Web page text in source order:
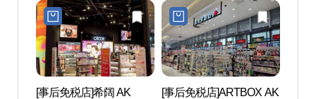
[事后免税店]希阔 AK
[事后免税店]ARTBOX AK